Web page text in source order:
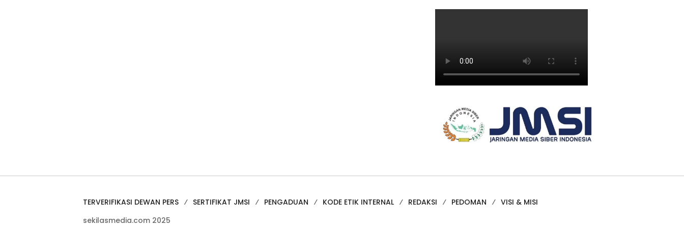
TERVERIFIKASI DEWAN PERS SERTIFIKAT JMSI PENGADUAN KODE ETIK INTERNAL REDAKSI PEDOMAN
VISI & MISI
sekilasmedia.com 2025